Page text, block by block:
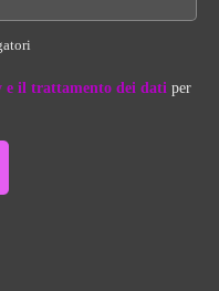
e il trattamento dei dati per